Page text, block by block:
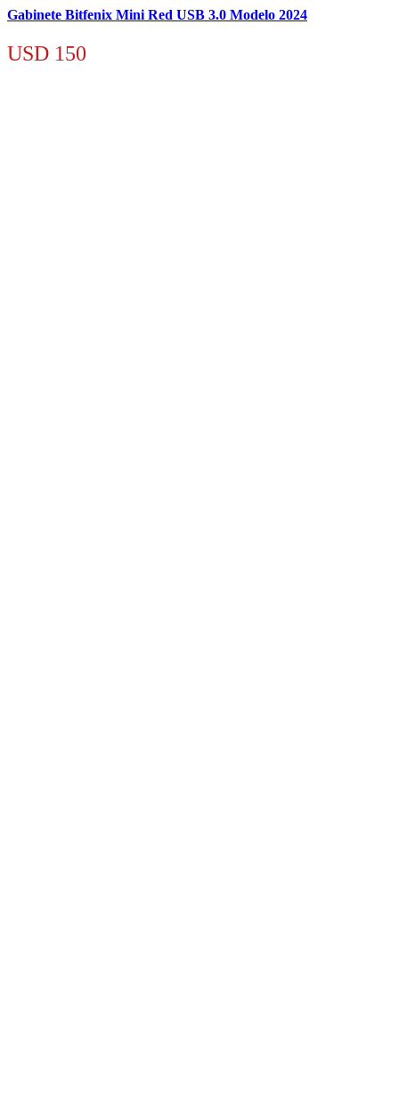
Gabinete Bitfenix Mini Red USB 3.0 Modelo 2024
USD 150